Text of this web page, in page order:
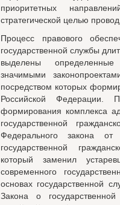
приоритетных
стратегической целью
Процесс правового
государственной службы
выделены
значимыми
посредством которых
Российской Федерации.
формирования комплекса
государственной
Федерального
государственной
который заменил
современного
основах государственной
Закона о